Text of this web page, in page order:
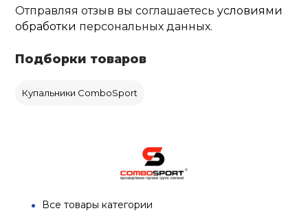
Отправляя отзыв вы соглашаетесьусловиями
обработки персональных данных.
Подборки товаров
Купальники ComboSport
Все товары категории